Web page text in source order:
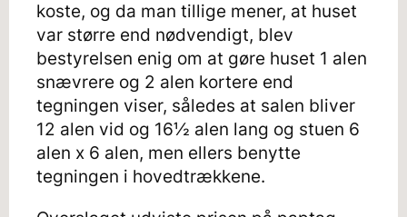
koste, og da man tillige mener, at huset
var større end nødvendigt, blev
bestyrelsen enig om at gøre huset 1 alen
snævrere og 2 alen kortere end
tegningen viser, således at salen bliver
12 alen vid og 16½ alen lang og stuen 6
alen x 6 alen, men ellers benytte
tegningen i hovedtrækkene.